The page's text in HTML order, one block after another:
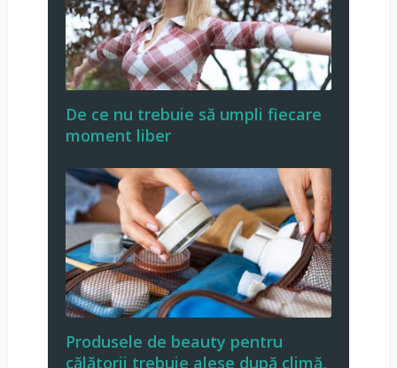
De ce nu trebuie să umpli fiecare
moment liber
Produsele de beauty pentru
călătorii trebuie alese după climă,